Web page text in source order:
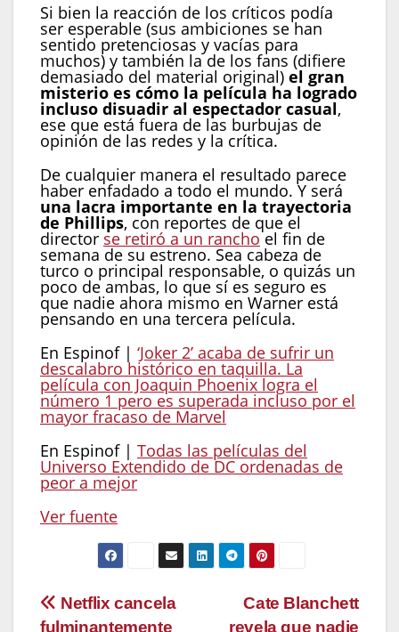
Si bien la reacción de los críticos podía
ser esperable (sus ambiciones se han
sentido pretenciosas y vacías para
muchos) y también la de los fans (difiere
demasiado del material original) el gran
misterio es cómo la película ha logrado
incluso disuadir al espectador casual,
ese que está fuera de las burbujas de
opinión de las redes y la crítica.
De cualquier manera el resultado parece
haber enfadado a todo el mundo. Y será
una lacra importante en la trayectoria
de Phillips, con reportes de que el
director se retiró a un ranchoel fin de
semana de su estreno. Sea cabeza de
turco o principal responsable, o quizás un
poco de ambas, lo que sí es seguro es
que nadie ahora mismo en Warner está
pensando en una tercera película.
En Espinof | ‘Joker 2’ acaba de sufrir un
descalabro histórico en taquilla. La
película con Joaquin Phoenix logra el
número 1 pero es superada incluso por el
mayor fracaso de Marvel
En Espinof | Todas las películas del
Universo Extendido de DC ordenadas de
peor a mejor
Ver fuente
Navegación
Cate Blanchett
revela que nadie
Netflix cancela
fulminantemente